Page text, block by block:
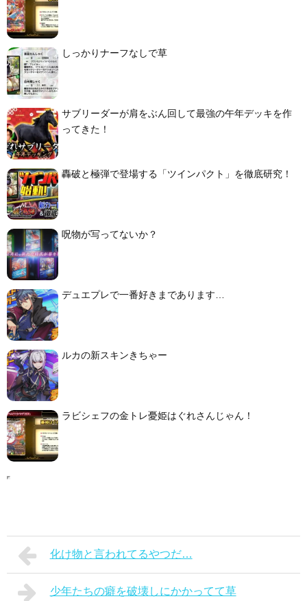
しっかりナーフなしで草
サブリーダーが肩をぶん回して最強の午年デッキを作
ってきた！
轟破と極弾で登場する「ツインパクト」を徹底研究！
呪物が写ってないか？
デュエプレで一番好きまであります…
ルカの新スキンきちゃー
ラビシェフの金トレ憂姫はぐれさんじゃん！
化け物と言われてるやつだ…
少年たちの癖を破壊しにかかってて草